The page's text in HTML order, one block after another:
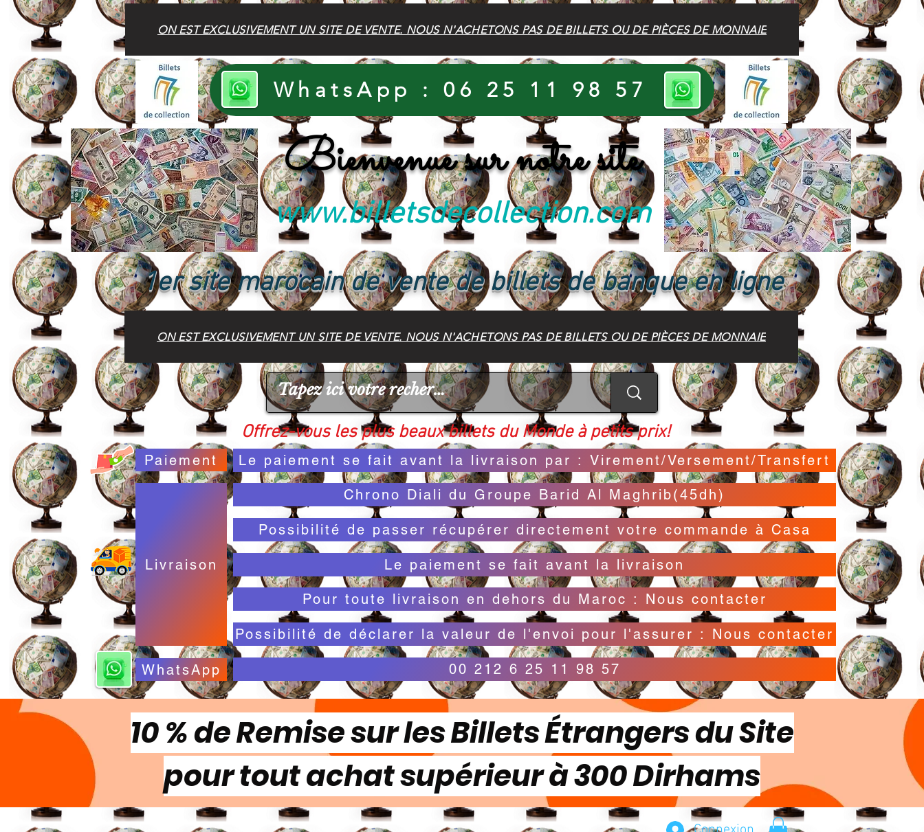
ON EST EXCLUSIVEMENT UN SITE DE VENTE. NOUS N'ACHETONS PAS DE BILLETS OU DE PIÈCES DE MONNAIE
WhatsApp : 06 25 11 98 57
Bienvenue sur notre site
www.billetsdecollection.com
1er site marocain de vente de billets de banque en ligne
ON EST EXCLUSIVEMENT UN SITE DE VENTE. NOUS N'ACHETONS PAS DE BILLETS OU DE PIÈCES DE MONNAIE
Offrez-vous les plus beaux billets du Monde à petits prix!
Paiement Le paiement se fait avant la livraison par : Virement/Versement/Transfert
Livraison
Chrono Diali du Groupe Barid Al Maghrib(45dh)
Possibilité de passer récupérer directement votre commande à Casa
Le paiement se fait avant la livraison
Pour toute livraison en dehors du Maroc : Nous contacter
Possibilité de déclarer la valeur de l'envoi pour l'assurer : Nous contacter
WhatsApp 00 212 6 25 11 98 57
10 % de Remise sur les Billets Étrangers du Site
pour tout achat supérieur à 300 Dirhams